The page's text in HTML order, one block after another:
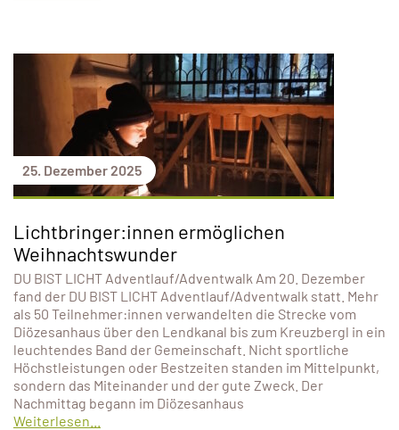
25. Dezember 2025
Lichtbringer:innen ermöglichen
Weihnachtswunder
DU BIST LICHT Adventlauf/Adventwalk Am 20. Dezember
fand der DU BIST LICHT Adventlauf/Adventwalk statt. Mehr
als 50 Teilnehmer:innen verwandelten die Strecke vom
Diözesanhaus über den Lendkanal bis zum Kreuzbergl in ein
leuchtendes Band der Gemeinschaft. Nicht sportliche
Höchstleistungen oder Bestzeiten standen im Mittelpunkt,
sondern das Miteinander und der gute Zweck. Der
Nachmittag begann im Diözesanhaus
Weiterlesen...